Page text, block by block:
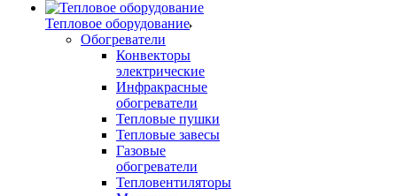
Тепловое оборудование
Обогреватели
Конвекторы
электрические
Инфракрасные
обогреватели
Тепловые пушки
Тепловые завесы
Газовые
обогреватели
Тепловентиляторы